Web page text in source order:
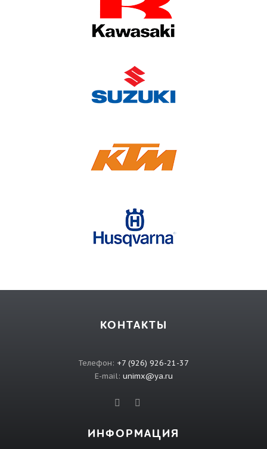
КОНТАКТЫ
Телефон: +7 (926) 926-21-37
E-mail: unimx@ya.ru
ИНФОРМАЦИЯ